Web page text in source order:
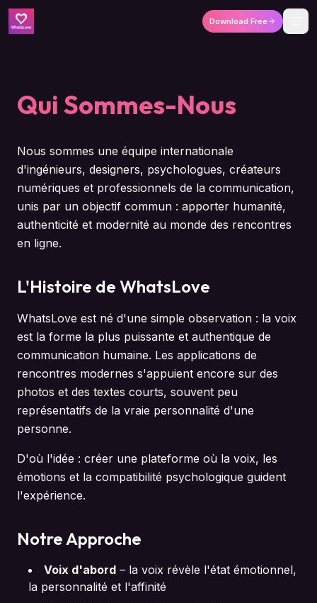
Download Free
Qui Sommes-Nous
Nous sommes une équipe internationale
d'ingénieurs, designers, psychologues, créateurs
numériques et professionnels de la communication,
unis par un objectif commun : apporter humanité,
authenticité et modernité au monde des rencontres
en ligne.
L'Histoire de WhatsLove
WhatsLove est né d'une simple observation : la voix
est la forme la plus puissante et authentique de
communication humaine. Les applications de
rencontres modernes s'appuient encore sur des
photos et des textes courts, souvent peu
représentatifs de la vraie personnalité d'une
personne.
D'où l'idée : créer une plateforme où la voix, les
émotions et la compatibilité psychologique guident
l'expérience.
Notre Approche
Voix d'abord – la voix révèle l'état émotionnel,
la personnalité et l'affinité